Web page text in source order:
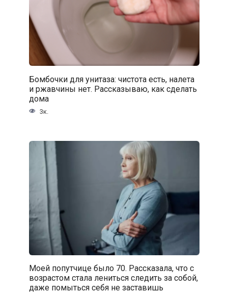
Бомбочки для унитаза: чистота есть, налета
и ржавчины нет. Рассказываю, как сделать
дома
3к.
Моей попутчице было 70. Рассказала, что с
возрастом стала лениться следить за собой,
даже помыться себя не заставишь